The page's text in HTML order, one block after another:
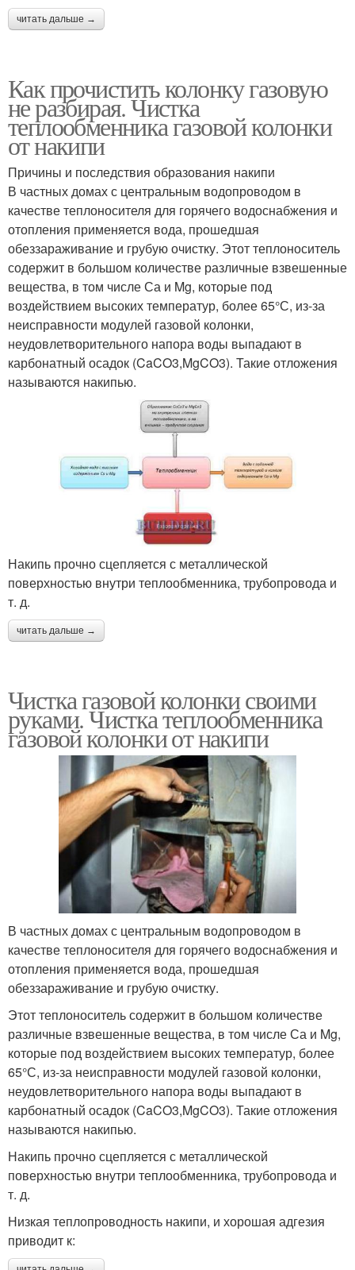
читать дальше →
Как прочистить колонку газовую
не разбирая. Чистка
теплообменника газовой колонки
от накипи
Причины и последствия образования накипи
В частных домах с центральным водопроводом в
качестве теплоносителя для горячего водоснабжения и
отопления применяется вода, прошедшая
обеззараживание и грубую очистку. Этот теплоноситель
содержит в большом количестве различные взвешенные
вещества, в том числе Са и Mg, которые под
воздействием высоких температур, более 65°С, из-за
неисправности модулей газовой колонки,
неудовлетворительного напора воды выпадают в
карбонатный осадок (CaCO3,MgCO3). Такие отложения
называются накипью.
Накипь прочно сцепляется с металлической
поверхностью внутри теплообменника, трубопровода и
т. д.
читать дальше →
Чистка газовой колонки своими
руками. Чистка теплообменника
газовой колонки от накипи
В частных домах с центральным водопроводом в
качестве теплоносителя для горячего водоснабжения и
отопления применяется вода, прошедшая
обеззараживание и грубую очистку.
Этот теплоноситель содержит в большом количестве
различные взвешенные вещества, в том числе Са и Mg,
которые под воздействием высоких температур, более
65°С, из-за неисправности модулей газовой колонки,
неудовлетворительного напора воды выпадают в
карбонатный осадок (CaCO3,MgCO3). Такие отложения
называются накипью.
Накипь прочно сцепляется с металлической
поверхностью внутри теплообменника, трубопровода и
т. д.
Низкая теплопроводность накипи, и хорошая адгезия
приводит к: